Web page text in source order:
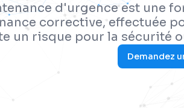
d'urgence est une
corrective, effectuée
un risque pour la sécurité
Demandez